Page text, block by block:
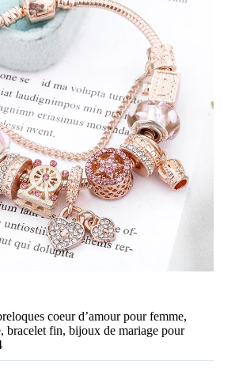
coeur d’amour pour femme,
bracelet fin, bijoux de mariage pour